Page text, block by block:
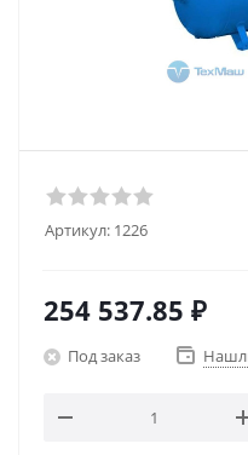
Артикул: 1226
254 537.85 ₽
Под заказ